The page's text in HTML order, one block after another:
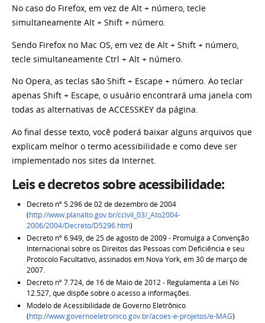
No caso do Firefox, em vez de Alt + número, tecle
simultaneamente Alt + Shift + número.
Sendo Firefox no Mac OS, em vez de Alt + Shift + número,
tecle simultaneamente Ctrl + Alt + número.
No Opera, as teclas são Shift + Escape + número. Ao teclar
apenas Shift + Escape, o usuário encontrará uma janela com
todas as alternativas de ACCESSKEY da página.
Ao final desse texto, você poderá baixar alguns arquivos que
explicam melhor o termo acessibilidade e como deve ser
implementado nos sites da Internet.
Leis e decretos sobre acessibilidade:
Decreto nº 5.296 de 02 de dezembro de 2004
(http://www.planalto.gov.br/ccivil_03/_Ato2004-
2006/2004/Decreto/D5296.htm)
Decreto nº 6.949, de 25 de agosto de 2009 - Promulga a Convenção
Internacional sobre os Direitos das Pessoas com Deficiência e seu
Protocolo Facultativo, assinados em Nova York, em 30 de março de
2007.
Decreto nº 7.724, de 16 de Maio de 2012 - Regulamenta a Lei No
12.527, que dispõe sobre o acesso a informações.
Modelo de Acessibilidade de Governo Eletrônico
(http://www.governoeletronico.gov.br/acoes-e-projetos/e-MAG)